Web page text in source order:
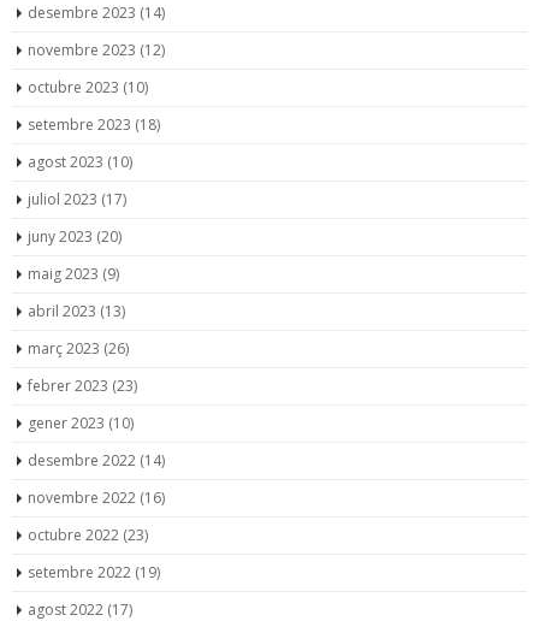
desembre 2023 (14)
novembre 2023 (12)
octubre 2023 (10)
setembre 2023 (18)
agost 2023 (10)
juliol 2023 (17)
juny 2023 (20)
maig 2023 (9)
abril 2023 (13)
març 2023 (26)
febrer 2023 (23)
gener 2023 (10)
desembre 2022 (14)
novembre 2022 (16)
octubre 2022 (23)
setembre 2022 (19)
agost 2022 (17)